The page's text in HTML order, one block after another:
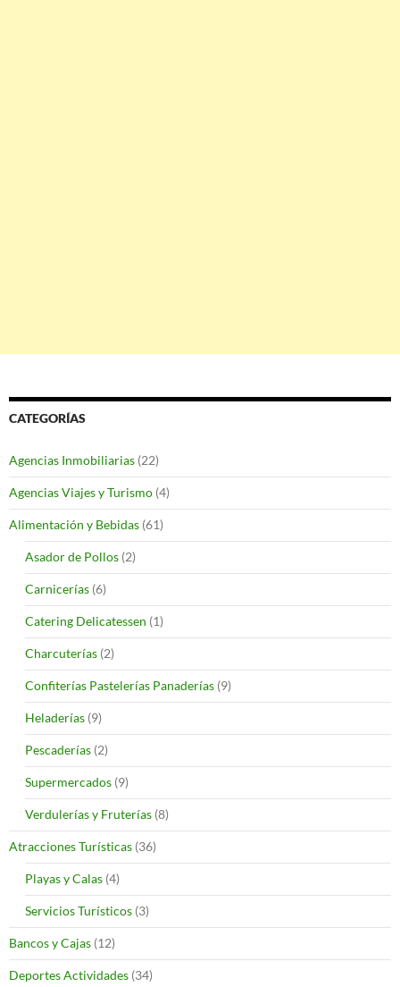
CATEGORÍAS
Agencias Inmobiliarias (22)
Agencias Viajes y Turismo (4)
Alimentación y Bebidas (61)
Asador de Pollos (2)
Carnicerías (6)
Catering Delicatessen (1)
Charcuterías (2)
Confiterías Pastelerías Panaderías (9)
Heladerías (9)
Pescaderías (2)
Supermercados (9)
Verdulerías y Fruterías (8)
Atracciones Turísticas (36)
Playas y Calas (4)
Servicios Turísticos (3)
Bancos y Cajas (12)
Deportes Actividades (34)